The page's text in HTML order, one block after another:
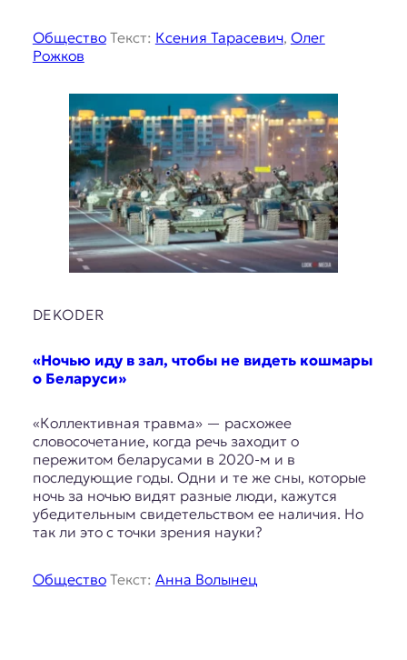
ОбществоТекст: Ксения Тарасевич, Олег
Рожков
DEKODER
«Ночью иду в зал, чтобы не видеть кошмары
о Беларуси»
«Коллективная травма» — расхожее
словосочетание, когда речь заходит о
пережитом беларусами в 2020-м и в
последующие годы. Одни и те же сны, которые
ночь за ночью видят разные люди, кажутся
убедительным свидетельством ее наличия. Но
так ли это с точки зрения науки?
ОбществоТекст: Анна Волынец